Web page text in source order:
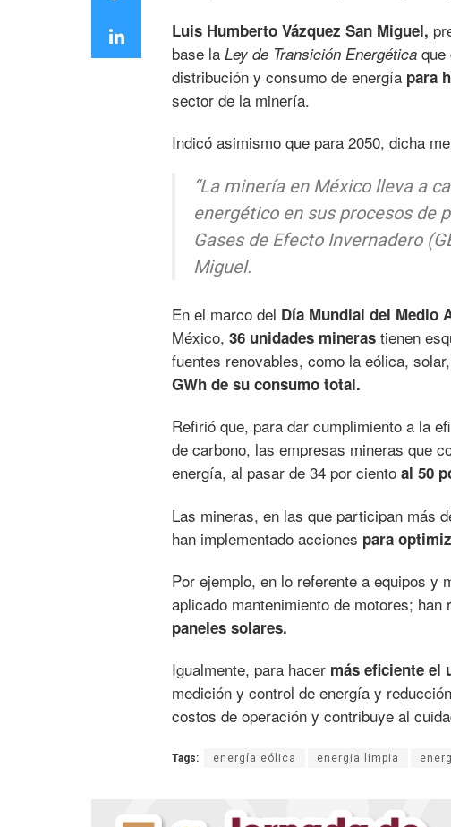
Luis Humberto Vázquez San Miguel,
base la Ley de Transición Energética que
distribución y consumo de energía para
sector de la minería.
Indicó asimismo que para 2050, dicha
“La minería en México lleva a
energético en sus procesos de
Gases de Efecto Invernadero
Miguel.
En el marco del Día Mundial del Medio
México, 36 unidades mineras tienen
fuentes renovables, como la eólica,
GWh de su consumo total.
Refirió que, para dar cumplimiento a la
de carbono, las empresas mineras que
energía, al pasar de 34 por ciento al 50
Las mineras, en las que participan más
han implementado acciones para
Por ejemplo, en lo referente a equipos y
aplicado mantenimiento de motores;
paneles solares.
Igualmente, para hacer más eficiente el
medición y control de energía y
costos de operación y contribuye al
Tags: energía eólica energia limpia